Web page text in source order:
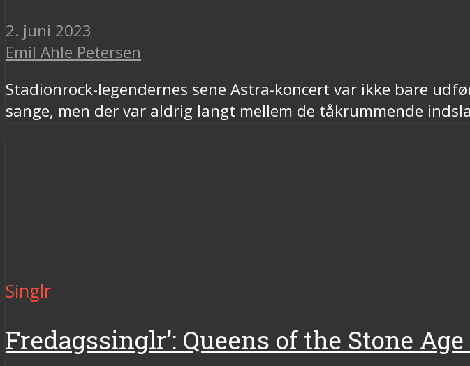
2. juni 2023
Emil Ahle Petersen
Stadionrock-legendernes sene Astra-koncert var ikke bare
sange, men der var aldrig langt mellem de tåkrummende
Singlr
Fredagssinglr’: Queens of the Stone